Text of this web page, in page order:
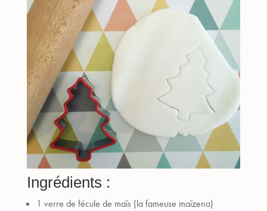
Ingrédients :
1 verre de fécule de maïs (la fameuse maïzena)